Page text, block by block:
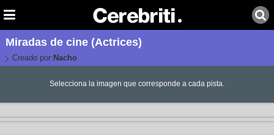
Miradas de cine (Actrices)
Creado por: Nacho
Selecciona la imagen que corresponde a cada pista.